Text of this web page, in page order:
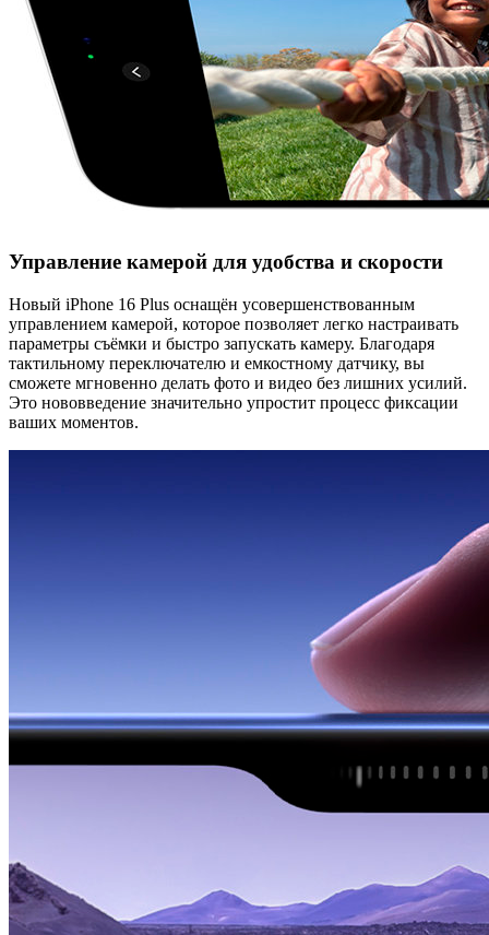
Управление камерой для удобства и скорости
Новый iPhone 16 Plus оснащён усовершенствованным
управлением камерой, которое позволяет легко настраивать
параметры съёмки и быстро запускать камеру. Благодаря
тактильному переключателю и емкостному датчику, вы
сможете мгновенно делать фото и видео без лишних усилий.
Это нововведение значительно упростит процесс фиксации
ваших моментов.